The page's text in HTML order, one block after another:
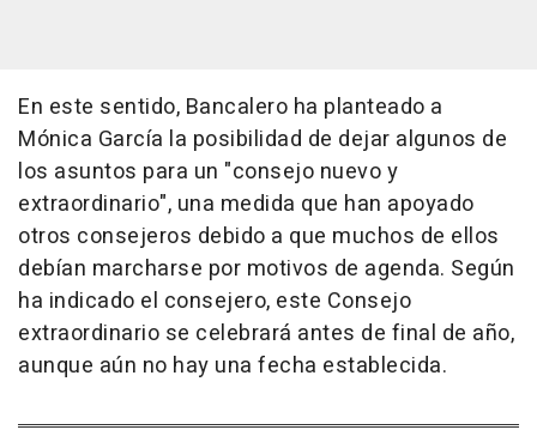
En este sentido, Bancalero ha planteado a
Mónica García la posibilidad de dejar algunos de
los asuntos para un "consejo nuevo y
extraordinario", una medida que han apoyado
otros consejeros debido a que muchos de ellos
debían marcharse por motivos de agenda. Según
ha indicado el consejero, este Consejo
extraordinario se celebrará antes de final de año,
aunque aún no hay una fecha establecida.